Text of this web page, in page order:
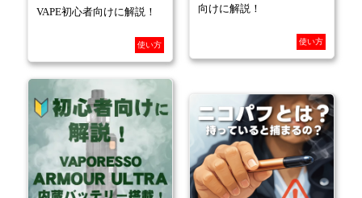
VAPE初心者向けに解説！
使い方
向けに解説！
使い方